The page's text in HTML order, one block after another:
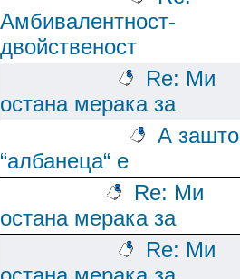
Амбивалентност-
двойственост
Re: Ми
остана мерака за
А зашто
“албанеца“ е
Re: Ми
остана мерака за
Re: Ми